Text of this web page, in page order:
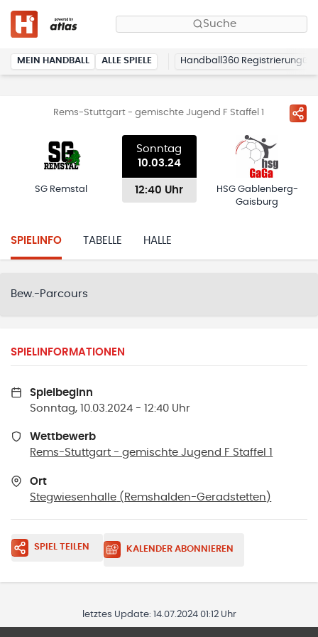
Suche
MEIN HANDBALL ALLE SPIELE Handball360 Registrierung
Rems-Stuttgart - gemischte Jugend F Staffel 1
SG Remstal
Sonntag
10.03.24
12:40 Uhr
HSG Gablenberg-
Gaisburg
SPIELINFO TABELLE HALLE
Bew.-Parcours
SPIELINFORMATIONEN
Spielbeginn
Sonntag, 10.03.2024 - 12:40 Uhr
Wettbewerb
Rems-Stuttgart - gemischte Jugend F Staffel 1
Ort
Stegwiesenhalle ( Remshalden-Geradstetten )
SPIEL TEILEN KALENDER ABONNIEREN
letztes Update: 14.07.2024 01:12 Uhr